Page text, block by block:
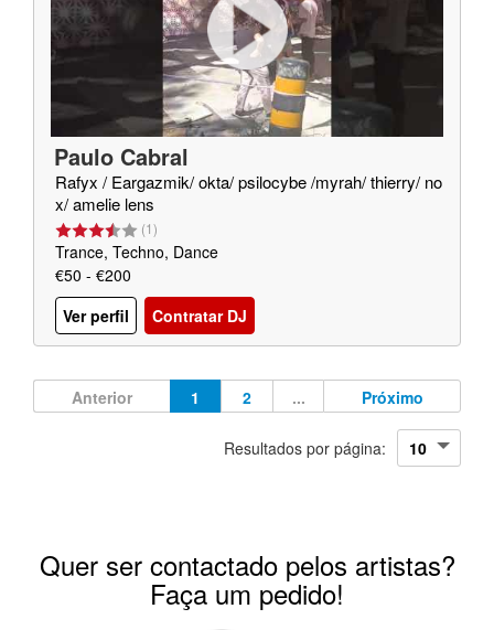
Paulo Cabral
Rafyx / Eargazmik/ okta/ psilocybe /myrah/ thierry/ no
x/ amelie lens
(1)
Trance, Techno, Dance
€50 - €200
Ver perfil
Contratar DJ
Anterior 1 2 ... Próximo
Resultados por página:
Quer ser contactado pelos artistas?
Faça um pedido!